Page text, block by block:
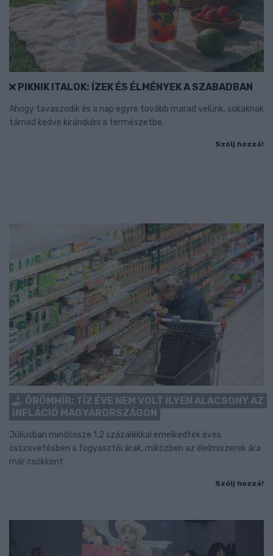
PIKNIK ITALOK: ÍZEK ÉS ÉLMÉNYEK A SZABADBAN
Ahogy tavaszodik és a nap egyre tovább marad velünk, sokaknak
támad kedve kirándulni a természetbe.
Szólj hozzá!
ÖRÖMHÍR: TÍZ ÉVE NEM VOLT ILYEN ALACSONY AZ
INFLÁCIÓ MAGYARORSZÁGON
Júliusban mindössze 1,2 százalékkal emelkedtek éves
összevetésben a fogyasztói árak, miközben az élelmiszerek ára
már csökkent.
Szólj hozzá!